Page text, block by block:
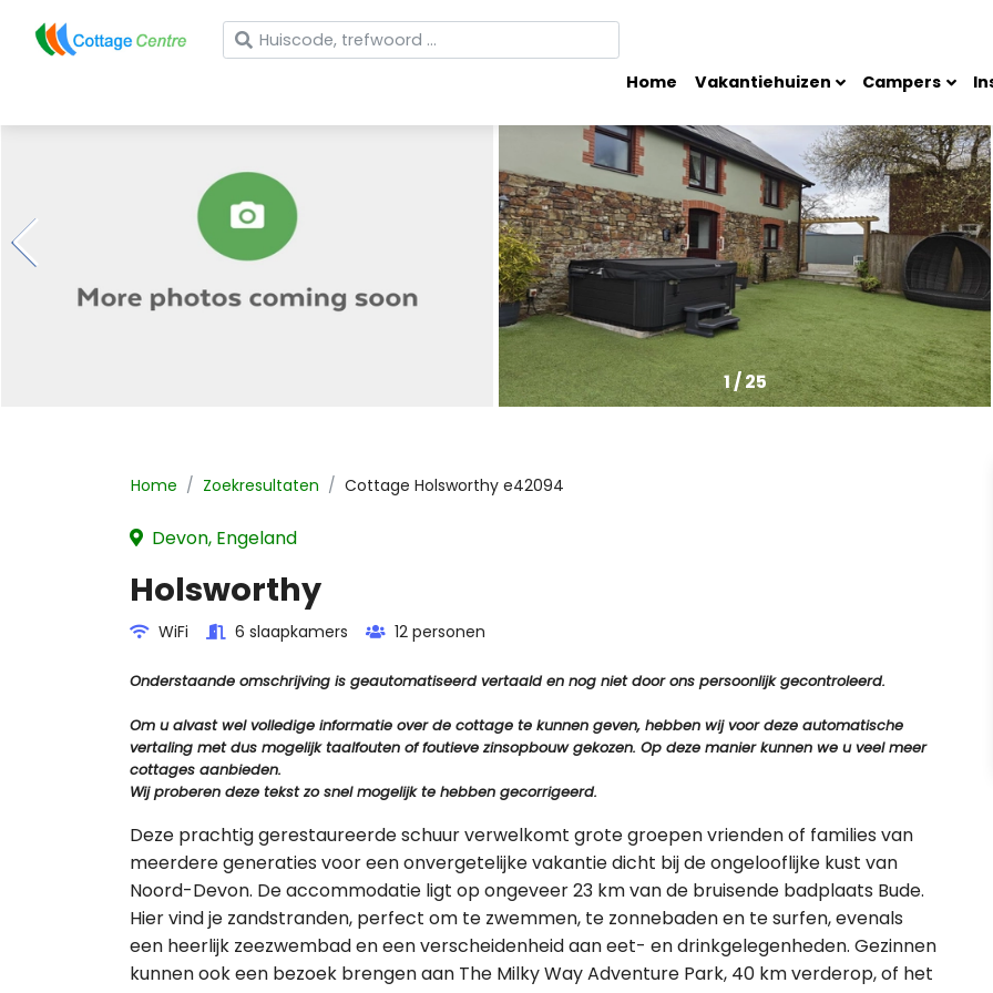
Wat zoekt u?
Home Vakantiehuizen Campers
1/25
Home Zoekresultaten Cottage Holsworthy e42094
Devon, Engeland
Holsworthy
WiFi 6 slaapkamers 12 personen
Onderstaande omschrijving is geautomatiseerd vertaald en nog niet door ons persoonlijk gecontroleerd.
Om u alvast wel volledige informatie over de cottage te kunnen geven, hebben wij voor deze automatische
vertaling met dus mogelijk taalfouten of foutieve zinsopbouw gekozen. Op deze manier kunnen we u veel meer
cottages aanbieden.
Wij proberen deze tekst zo snel mogelijk te hebben gecorrigeerd.
Deze prachtig gerestaureerde schuur verwelkomt grote groepen vrienden of families van
meerdere generaties voor een onvergetelijke vakantie dicht bij de ongelooflijke kust van
Noord-Devon. De accommodatie ligt op ongeveer 23 km van de bruisende badplaats Bude.
Hier vind je zandstranden, perfect om te zwemmen, te zonnebaden en te surfen, evenals
een heerlijk zeezwembad en een verscheidenheid aan eet- en drinkgelegenheden. Gezinnen
kunnen ook een bezoek brengen aan The Milky Way Adventure Park, 40 km verderop, of het